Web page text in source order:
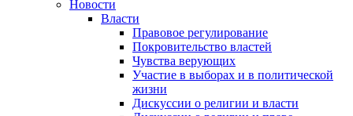
Новости
Власти
Правовое регулирование
Покровительство властей
Чувства верующих
Участие в выборах и в политической
жизни
Дискуссии о религии и власти